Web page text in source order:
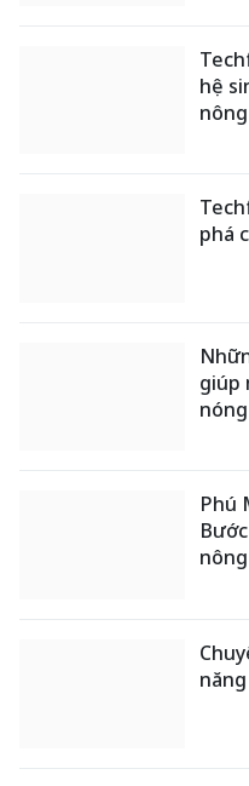
hệ
phá
giúp
Phú